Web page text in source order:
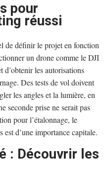
pour
réussi
de définir le projet en fonction
un drone comme le DJI
les autorisations
Des tests de vol doivent
les angles et la lumière, en
seconde prise ne serait pas
pour l’étalonnage, le
est d’une importance capitale.
: Découvrir les